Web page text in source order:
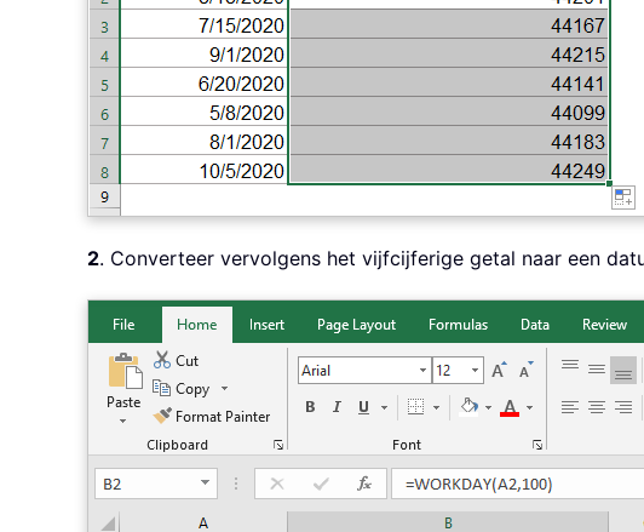
2. Converteer vervolgens het vijfcijferige getal naar een